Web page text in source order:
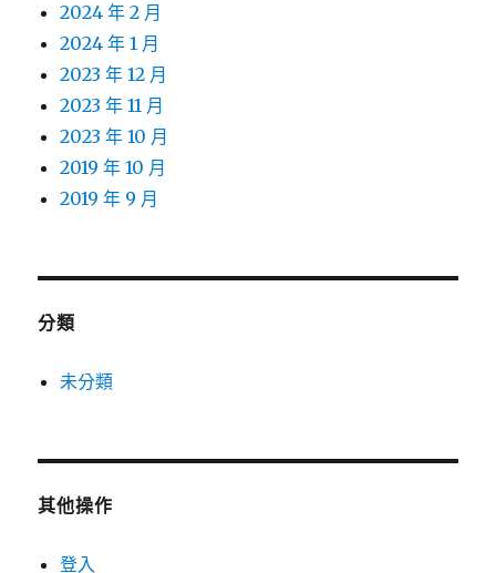
2024 年 2 月
2024 年 1 月
2023 年 12 月
2023 年 11 月
2023 年 10 月
2019 年 10 月
2019 年 9 月
分類
未分類
其他操作
登入